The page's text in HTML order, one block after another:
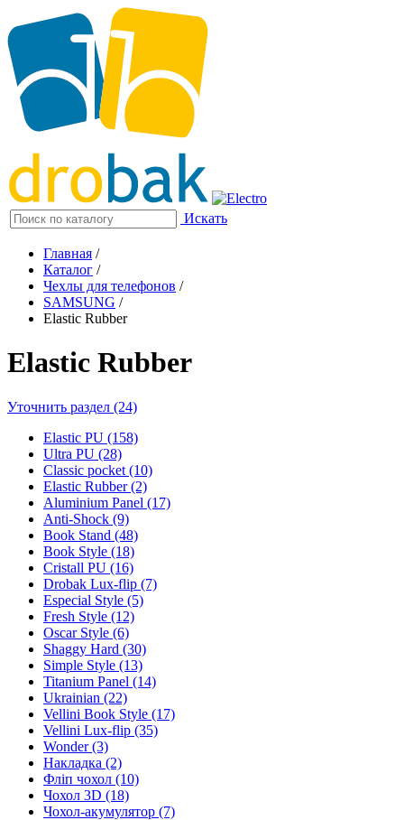
Искать
Главная /
Каталог /
Чехлы для телефонов /
SAMSUNG /
Elastic Rubber
Elastic Rubber
Уточнить раздел (24)
Elastic PU (158)
Ultra PU (28)
Classic pocket (10)
Elastic Rubber (2)
Aluminium Panel (17)
Anti-Shock (9)
Book Stand (48)
Book Style (18)
Cristall PU (16)
Drobak Lux-flip (7)
Especial Style (5)
Fresh Style (12)
Oscar Style (6)
Shaggy Hard (30)
Simple Style (13)
Titanium Panel (14)
Ukrainian (22)
Vellini Book Style (17)
Vellini Lux-flip (35)
Wonder (3)
Накладка (2)
Фліп чохол (10)
Чохол 3D (18)
Чохол-акумулятор (7)